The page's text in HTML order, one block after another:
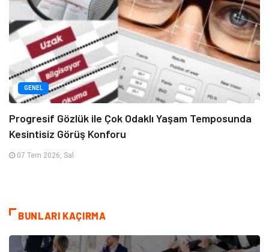
GENEL
Progresif Gözlük ile Çok Odaklı Yaşam Temposunda
Kesintisiz Görüş Konforu
07 Tem 2026, Sal
BUNLARI KAÇIRMA